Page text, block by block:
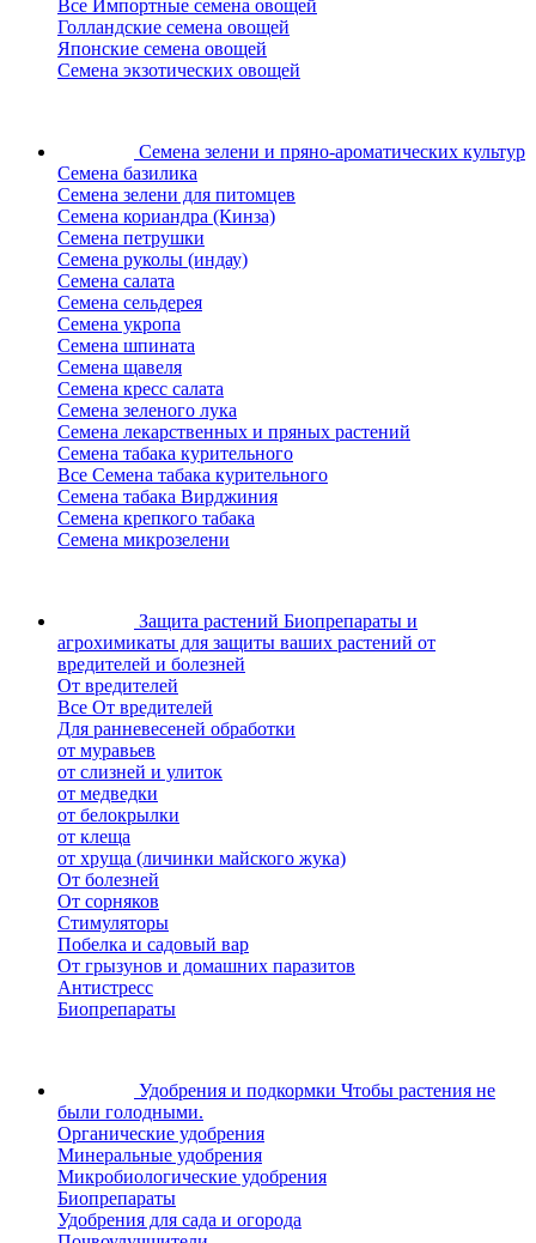
Все Импортные семена овощей
Голландские семена овощей
Японские семена овощей
Семена экзотических овощей
Семена зелени и пряно-ароматических культур
Семена базилика
Семена зелени для питомцев
Семена кориандра (Кинза)
Семена петрушки
Семена руколы (индау)
Семена салата
Семена сельдерея
Семена укропа
Семена шпината
Семена щавеля
Семена кресс салата
Семена зеленого лука
Семена лекарственных и пряных растений
Семена табака курительного
Все Семена табака курительного
Семена табака Вирджиния
Семена крепкого табака
Семена микрозелени
Защита растений Биопрепараты и
агрохимикаты для защиты ваших растений от
вредителей и болезней
От вредителей
Все От вредителей
Для ранневесеней обработки
от муравьев
от слизней и улиток
от медведки
от белокрылки
от клеща
от хруща (личинки майского жука)
От болезней
От сорняков
Стимуляторы
Побелка и садовый вар
От грызунов и домашних паразитов
Антистресс
Биопрепараты
Удобрения и подкормки Чтобы растения не
были голодными.
Органические удобрения
Минеральные удобрения
Микробиологические удобрения
Биопрепараты
Удобрения для сада и огорода